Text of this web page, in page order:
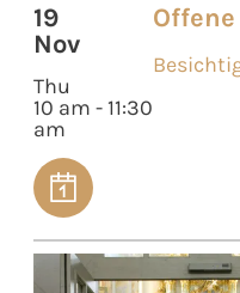
19
Nov
Thu
10 am - 11:30
am